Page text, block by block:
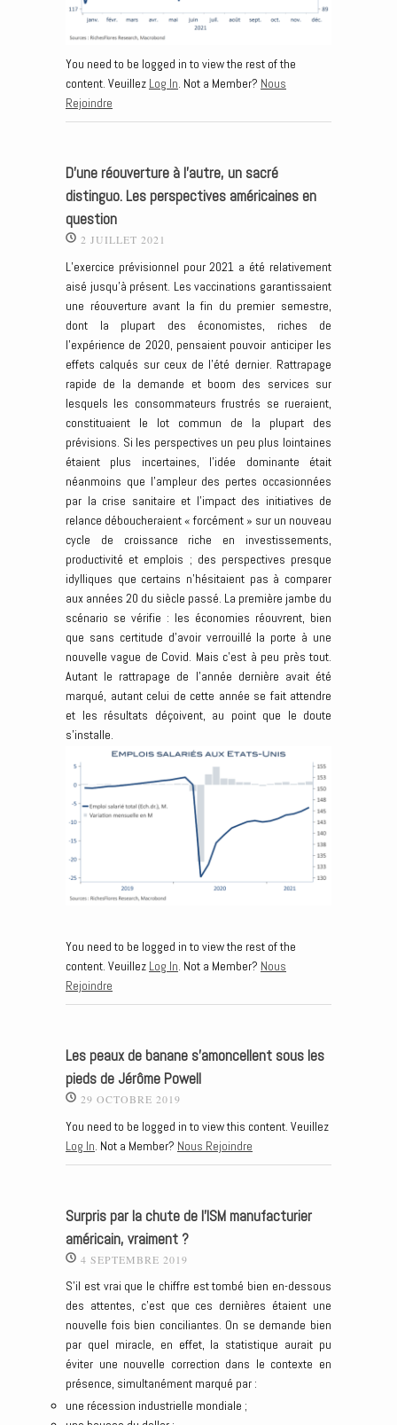
You need to be logged in to view the rest of the
content. Veuillez Log In. Not a Member? Nous
Rejoindre
D’une réouverture à l’autre, un sacré
distinguo. Les perspectives américaines en
question
2 JUILLET 2021
L’exercice prévisionnel pour 2021 a été relativement
aisé jusqu’à présent. Les vaccinations garantissaient
une réouverture avant la fin du premier semestre,
dont la plupart des économistes, riches de
l’expérience de 2020, pensaient pouvoir anticiper les
effets calqués sur ceux de l’été dernier. Rattrapage
rapide de la demande et boom des services sur
lesquels les consommateurs frustrés se rueraient,
constituaient le lot commun de la plupart des
prévisions. Si les perspectives un peu plus lointaines
étaient plus incertaines, l’idée dominante était
néanmoins que l’ampleur des pertes occasionnées
par la crise sanitaire et l’impact des initiatives de
relance déboucheraient « forcément » sur un nouveau
cycle de croissance riche en investissements,
productivité et emplois ; des perspectives presque
idylliques que certains n’hésitaient pas à comparer
aux années 20 du siècle passé. La première jambe du
scénario se vérifie : les économies réouvrent, bien
que sans certitude d’avoir verrouillé la porte à une
nouvelle vague de Covid. Mais c’est à peu près tout.
Autant le rattrapage de l’année dernière avait été
marqué, autant celui de cette année se fait attendre
et les résultats déçoivent, au point que le doute
s’installe.
You need to be logged in to view the rest of the
content. Veuillez Log In. Not a Member? Nous
Rejoindre
Les peaux de banane s’amoncellent sous les
pieds de Jérôme Powell
29 OCTOBRE 2019
You need to be logged in to view this content. Veuillez
Log In. Not a Member? Nous Rejoindre
Surpris par la chute de l’ISM manufacturier
américain, vraiment ?
4 SEPTEMBRE 2019
S’il est vrai que le chiffre est tombé bien en-dessous
des attentes, c’est que ces dernières étaient une
nouvelle fois bien conciliantes. On se demande bien
par quel miracle, en effet, la statistique aurait pu
éviter une nouvelle correction dans le contexte en
présence, simultanément marqué par :
une récession industrielle mondiale ;